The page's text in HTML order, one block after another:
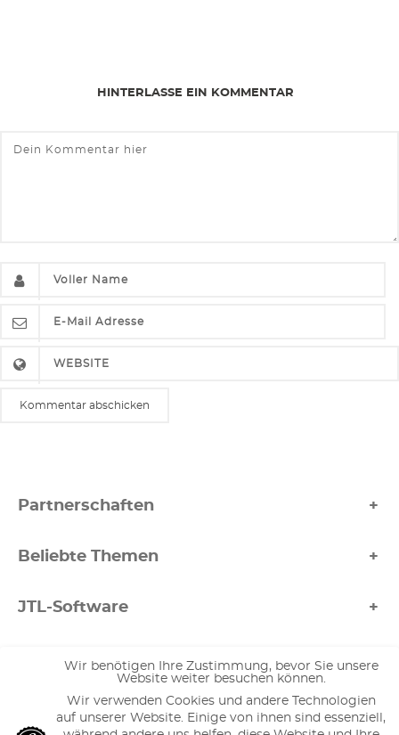
HINTERLASSE EIN KOMMENTAR
Partnerschaften
Shopware Partner
Gambio Partner
Afterbuy Partner
Pickware Agentur
Beliebte Themen
Regionales Marketing
Affiliate Marketing
JTL-Software
JTL Hilfe
JTL-Shop Webdesign
JTL Hosting
Amazon FBA & Co
Amazon A+ Inhalte
Amazon Backend Keyword Byte Zähler
Wir benötigen Ihre Zustimmung, bevor Sie unsere
Website weiter besuchen können.
Wir verwenden Cookies und andere Technologien
auf unserer Website. Einige von ihnen sind essenziell,